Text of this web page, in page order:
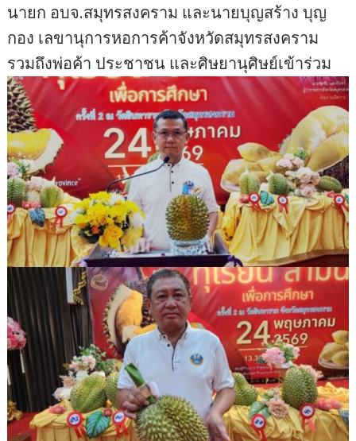
นายก อบจ.สมุทรสงคราม และนายบุญสร้าง บุญ
กอง เลขานุการหอการค้าจังหวัดสมุทรสงคราม
รวมถึงพ่อค้า ประชาชน และศิษยานุศิษย์เข้าร่วม